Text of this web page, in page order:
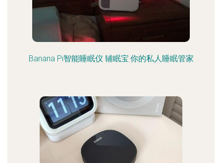
Banana Pi智能睡眠仪 辅眠宝·你的私人睡眠管家